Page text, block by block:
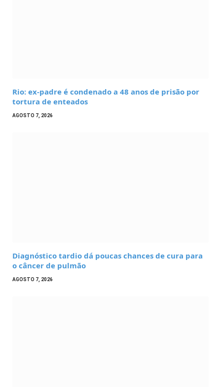
Rio: ex-padre é condenado a 48 anos de prisão por
tortura de enteados
AGOSTO 7, 2026
Diagnóstico tardio dá poucas chances de cura para
o câncer de pulmão
AGOSTO 7, 2026